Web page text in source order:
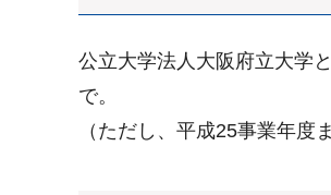
公立大学法人大阪府立大学
で。
（ただし、平成25事業年度